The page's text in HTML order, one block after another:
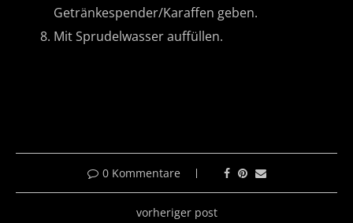
Getränkespender/Karaffen geben.
Mit Sprudelwasser auffüllen.
0 Kommentare
vorheriger post